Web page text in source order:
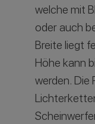
welche mit
oder auch
Breite liegt
Höhe kann
werden. Die